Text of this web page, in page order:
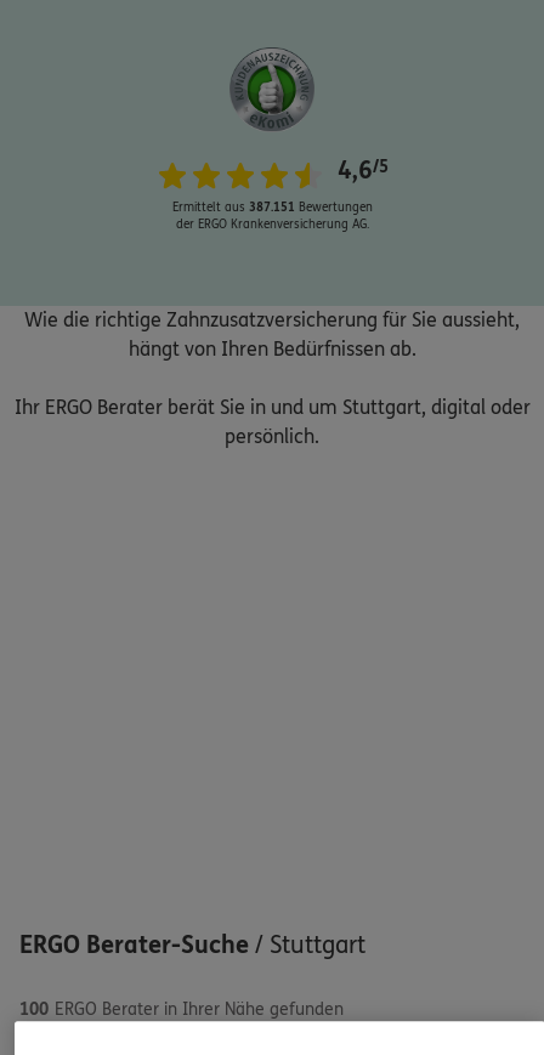
Bequem online oder telefonisch
4,6/5
Ermittelt aus 387.151 Bewertungen
der ERGO Krankenversicherung AG.
Wie die richtige Zahnzusatzversicherung für Sie aussieht,
hängt von Ihren Bedürfnissen ab.
Ihr ERGO Berater berät Sie in und um Stuttgart, digital oder
persönlich.
ERGO Berater-Suche / Stuttgart
100 ERGO Berater in Ihrer Nähe gefunden